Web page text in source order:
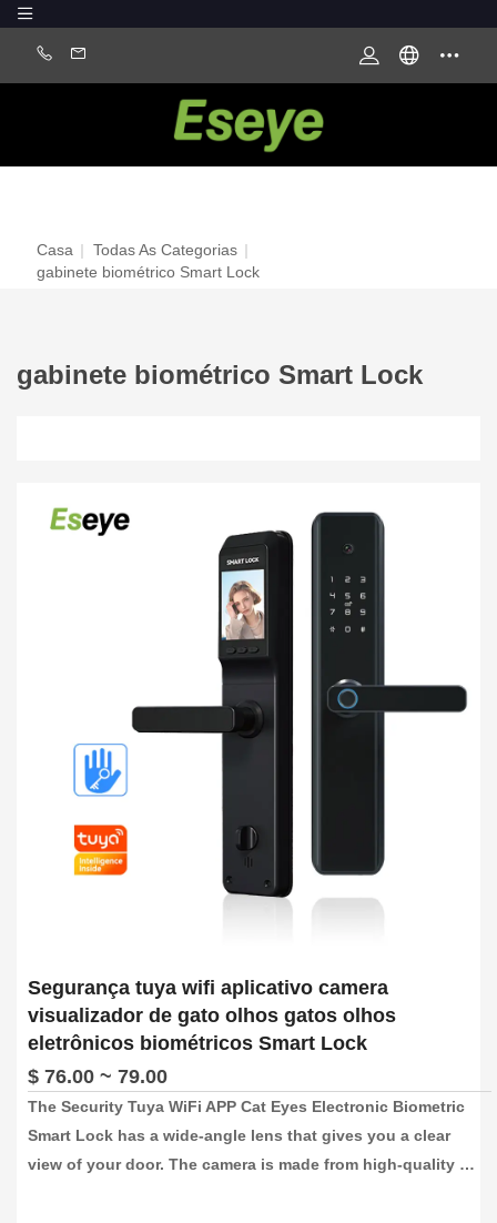
Casa | Todas As Categorias |
gabinete biométrico Smart Lock
gabinete biométrico Smart Lock
Segurança tuya wifi aplicativo camera
visualizador de gato olhos gatos olhos
eletrônicos biométricos Smart Lock
$ 76.00 ~ 79.00
The Security Tuya WiFi APP Cat Eyes Electronic Biometric
Smart Lock has a wide-angle lens that gives you a clear
view of your door. The camera is made from high-quality